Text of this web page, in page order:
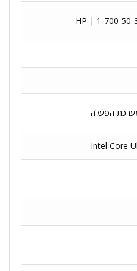
HP | 1-700-50-
הפעלה
Intel Core